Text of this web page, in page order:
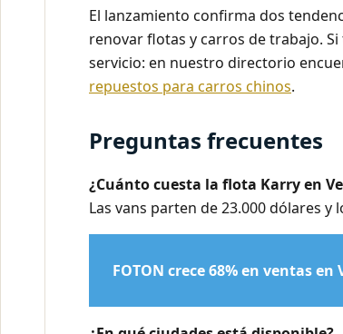
El lanzamiento confirma dos
renovar flotas y carros de trabajo.
servicio: en nuestro directorio
repuestos para carros chinos.
Preguntas frecuentes
¿Cuánto cuesta la flota Karry en
Las vans parten de 23.000 dólares
FOTON crece 68% en ventas